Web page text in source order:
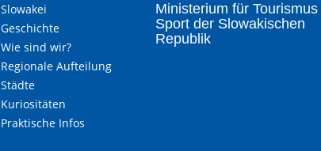
Slowakei
Geschichte
Wie sind wir?
Regionale Aufteilung
Städte
Kuriositäten
Praktische Infos
Ministerium für
Sport der Slowakischen
Republik